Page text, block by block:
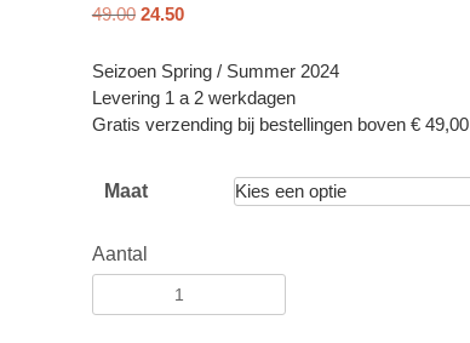
49.00 24.50
Seizoen Spring / Summer 2024
Levering 1 a 2 werkdagen
Gratis verzending bij bestellingen boven € 49,00
Maat
Aantal